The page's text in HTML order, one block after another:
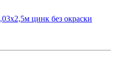
цинк без окраски